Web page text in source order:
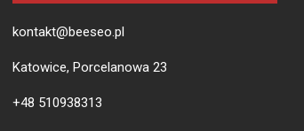
kontakt@beeseo.pl
Katowice, Porcelanowa 23
+48 510938313